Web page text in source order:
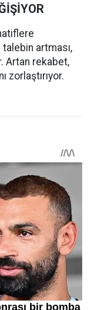
artması,
Artan rekabet,
zorlaştırıyor.